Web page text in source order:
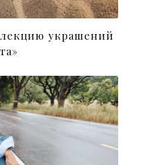
украшений